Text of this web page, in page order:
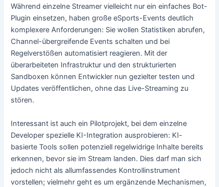
Während einzelne Streamer vielleicht nur ein einfaches Bot-
Plugin einsetzen, haben große eSports-Events deutlich
komplexere Anforderungen: Sie wollen Statistiken abrufen,
Channel-übergreifende Events schalten und bei
Regelverstößen automatisiert reagieren. Mit der
überarbeiteten Infrastruktur und den strukturierten
Sandboxen können Entwickler nun gezielter testen und
Updates veröffentlichen, ohne das Live-Streaming zu
stören.
Interessant ist auch ein Pilotprojekt, bei dem einzelne
Developer spezielle KI-Integration ausprobieren: KI-
basierte Tools sollen potenziell regelwidrige Inhalte bereits
erkennen, bevor sie im Stream landen. Dies darf man sich
jedoch nicht als allumfassendes Kontrollinstrument
vorstellen; vielmehr geht es um ergänzende Mechanismen,